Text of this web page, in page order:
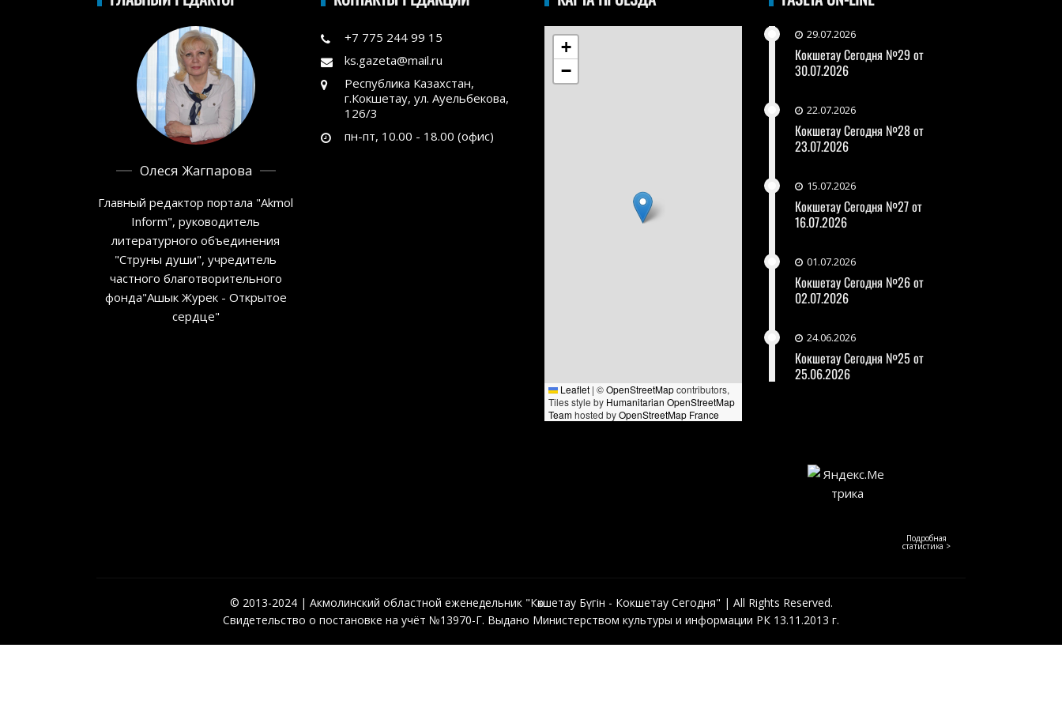
Олеся Жагпарова
Главный редактор портала "Akmol
Inform", руководитель
литературного объединения
"Струны души", учредитель
частного благотворительного
фонда"Ашык Журек - Открытое
сердце"
+7 775 244 99 15
ks.gazeta@mail.ru
Республика Казахстан,
г.Кокшетау, ул. Ауельбекова,
126/3
пн-пт, 10.00 - 18.00 (офис)
+
−
Leaflet | ©OpenStreetMapcontributors,
Tiles style by Humanitarian OpenStreetMap
Teamhosted byOpenStreetMap France
29.07.2026
Кокшетау Сегодня №29 от
30.07.2026
22.07.2026
Кокшетау Сегодня №28 от
23.07.2026
15.07.2026
Кокшетау Сегодня №27 от
16.07.2026
01.07.2026
Кокшетау Сегодня №26 от
02.07.2026
24.06.2026
Кокшетау Сегодня №25 от
25.06.2026
Подробная
статистика >
© 2013-2024 | Акмолинский областной еженедельник "Көкшетау Бүгін - Кокшетау Сегодня" | All Rights Reserved.
Свидетельство о постановке на учёт №13970-Г. Выдано Министерством культуры и информации РК 13.11.2013 г.